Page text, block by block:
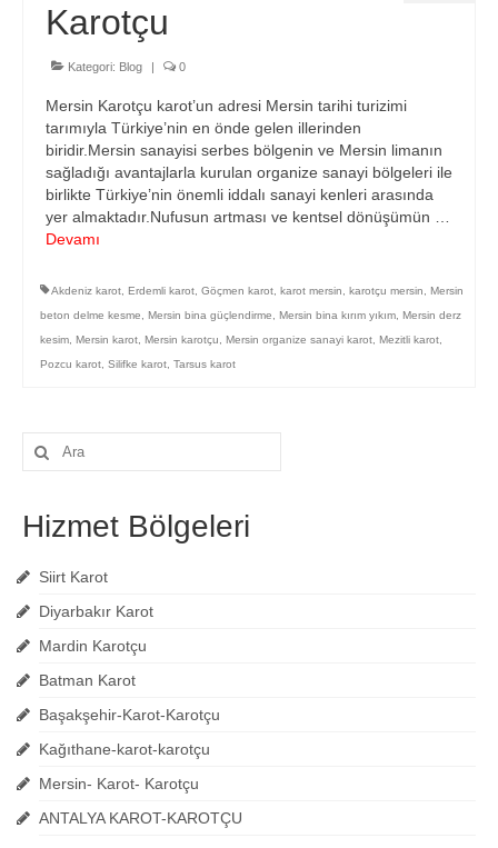
Karotçu
Kategori: Blog | 0
Mersin Karotçu karot’un adresi Mersin tarihi turizimi
tarımıyla Türkiye’nin en önde gelen illerinden
biridir.Mersin sanayisi serbes bölgenin ve Mersin limanın
sağladığı avantajlarla kurulan organize sanayi bölgeleri ile
birlikte Türkiye’nin önemli iddalı sanayi kenleri arasında
yer almaktadır.Nufusun artması ve kentsel dönüşümün …
Devamı
Akdeniz karot Erdemli karot Göçmen karot karot mersin karotçu mersin
Mersin
beton delme kesme
Mersin bina güçlendirme Mersin bina kırım yıkım Mersin derz
kesim Mersin karot Mersin karotçu Mersin organize sanayi karot Mezitli karot
Pozcu karot Silifke karot Tarsus karot
Şunu
ara:
Hizmet Bölgeleri
Siirt Karot
Diyarbakır Karot
Mardin Karotçu
Batman Karot
Başakşehir-Karot-Karotçu
Kağıthane-karot-karotçu
Mersin- Karot- Karotçu
ANTALYA KAROT-KAROTÇU